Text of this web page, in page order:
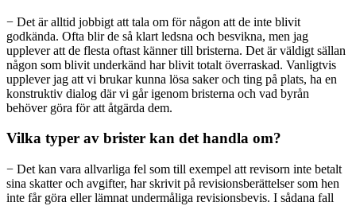
− Det är alltid jobbigt att tala om för någon att de inte blivit
godkända. Ofta blir de så klart ledsna och besvikna, men jag
upplever att de flesta oftast känner till bristerna. Det är väldigt sällan
någon som blivit underkänd har blivit totalt överraskad. Vanligtvis
upplever jag att vi brukar kunna lösa saker och ting på plats, ha en
konstruktiv dialog där vi går igenom bristerna och vad byrån
behöver göra för att åtgärda dem.
Vilka typer av brister kan det handla om?
− Det kan vara allvarliga fel som till exempel att revisorn inte betalt
sina skatter och avgifter, har skrivit på revisionsberättelser som hen
inte får göra eller lämnat undermåliga revisionsbevis. I sådana fall